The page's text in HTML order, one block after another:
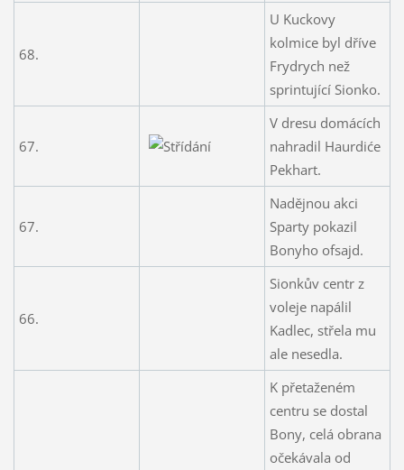
68.
U Kuckovy
kolmice byl dříve
Frydrych než
sprintující Sionko.
67.
V dresu domácích
nahradil Haurdiće
Pekhart.
67.
Nadějnou akci
Sparty pokazil
Bonyho ofsajd.
66.
Sionkův centr z
voleje napálil
Kadlec, střela mu
ale nesedla.
K přetaženém
centru se dostal
Bony, celá obrana
očekávala od